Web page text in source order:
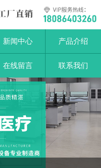
新闻中心 产品介绍
在线留言 联系我们